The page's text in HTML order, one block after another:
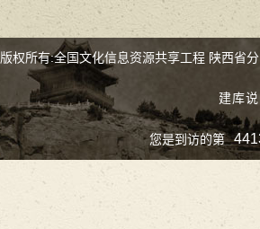
版权所有:全国文化信息资源共享工程 陕西省
建库
您是到访的第